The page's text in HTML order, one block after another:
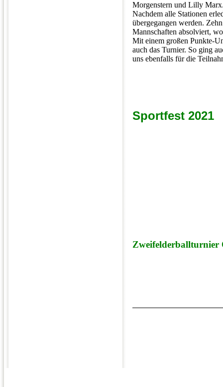
Morgenstern und Lilly
Nachdem alle Stationen
übergegangen werden.
Mannschaften absolviert,
Mit einem großen Punkte-
auch das Turnier. So ging
uns ebenfalls für die
Sportfest 2021
Zweifelderballturnier